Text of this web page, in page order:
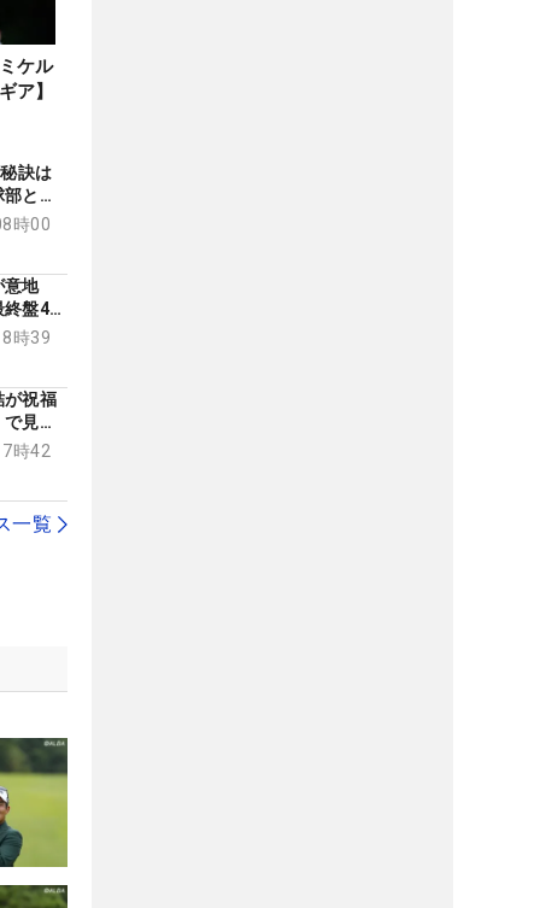
ケル
ア】
訣は
との
時00
意地
盤4バ
時39
が祝福
見て
い」
時42
一覧